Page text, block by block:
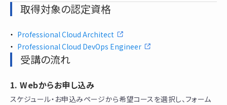
取得対象の認定資格
Professional Cloud Architect
Professional Cloud DevOps Engineer
受講の流れ
Webからお申し込み
スケジュール・お申込みページから希望コースを選択し、フォーム